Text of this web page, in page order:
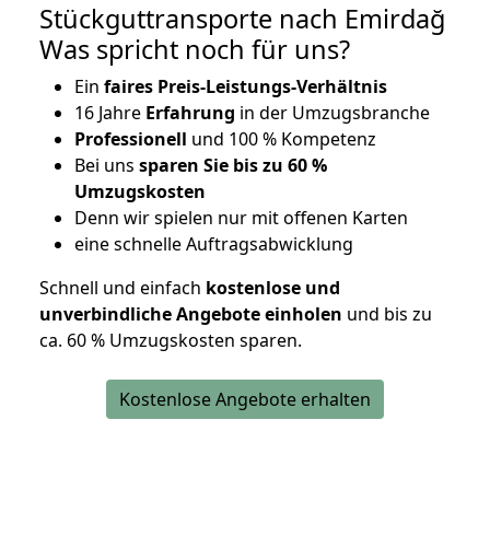
Stückguttransporte nach Emirdağ
Was spricht noch für uns?
Ein faires Preis-Leistungs-Verhältnis
16 Jahre Erfahrung in der Umzugsbranche
Professionell und 100 % Kompetenz
Bei uns sparen Sie bis zu 60 %
Umzugskosten
Denn wir spielen nur mit offenen Karten
eine schnelle Auftragsabwicklung
Schnell und einfach kostenlose und
unverbindliche Angebote einholen und bis zu
ca. 60 % Umzugskosten sparen.
Kostenlose Angebote erhalten